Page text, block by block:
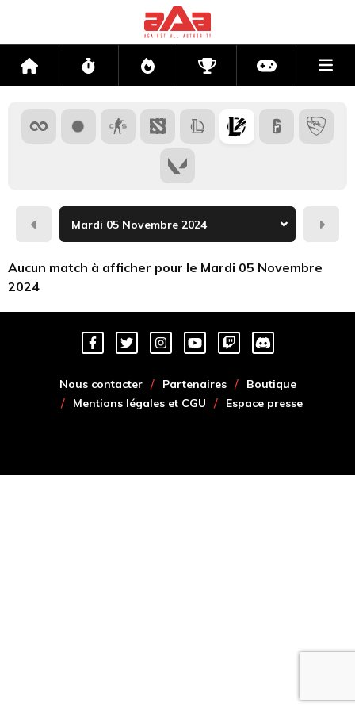
Accueil Flux Directs CompétitionsActu jeux
Hier
Aucun match à afficher pour le Mardi 05 Novembre
2024
Nous contacter Partenaires
Boutique
Mentions légales et CGU
Espace presse